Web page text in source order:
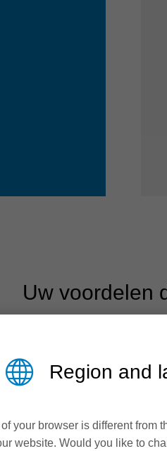
Uw voordelen
Region and
your browser is different from
website. Would you like to